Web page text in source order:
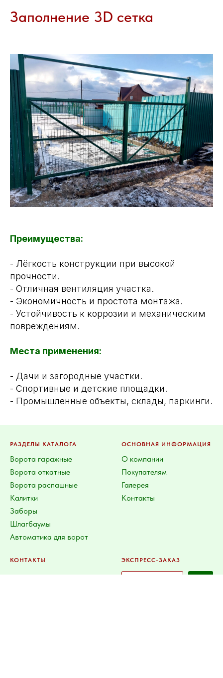
Заполнение 3D сетка
Преимущества:
- Лёгкость конструкции при высокой
прочности.
- Отличная вентиляция участка.
- Экономичность и простота монтажа.
- Устойчивость к коррозии и механическим
повреждениям.
Места применения:
- Дачи и загородные участки.
- Спортивные и детские площадки.
- Промышленные объекты, склады, паркинги.
РАЗДЕЛЫ КАТАЛОГА
Ворота гаражные
Ворота откатные
Ворота распашные
Калитки
Заборы
Шлагбаумы
Автоматика для ворот
ОСНОВНАЯ ИНФОРМАЦИЯ
О компании
Покупателям
Галерея
Контакты
КОНТАКТЫ ЭКСПРЕСС-ЗАКАЗ